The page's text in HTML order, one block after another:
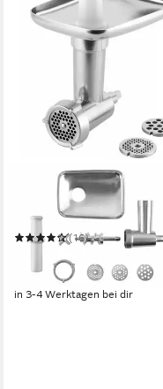
GROSSAG
Fleischwolfaufsatz KFW 5
Set 1386
(16)
-27%
in 3-4 Werktagen bei dir